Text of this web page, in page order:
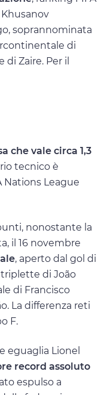
soprannominata
di
Zaire. Per il
che vale circa 1,3
tecnico è
Nations League
nonostante la
il 16 novembre
, aperto dal gol di
triplette di João
di Francisco
La differenza reti
F.
eguaglia Lionel
record assoluto
espulso a